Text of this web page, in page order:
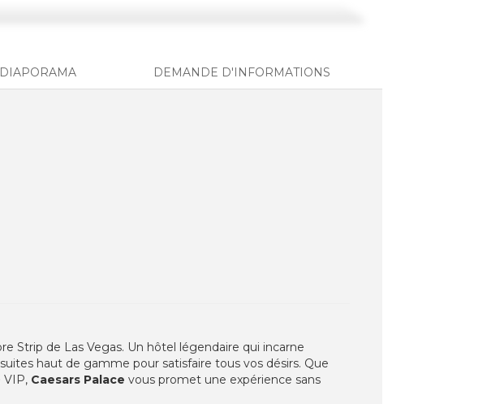
DIAPORAMA DEMANDE D'INFORMATIONS
Strip de Las Vegas. Un hôtel légendaire qui incarne
haut de gamme pour satisfaire tous vos désirs. Que
VIP, Caesars Palace vous promet une expérience sans